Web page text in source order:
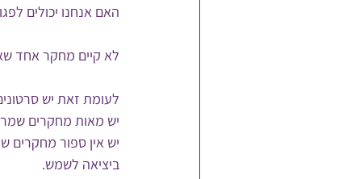
האם אנחנו יכולים
לא קיים מחקר אחד
לעומת זאת יש
יש מאות מחקרים
יש אין ספור
ביציאה לשמש.